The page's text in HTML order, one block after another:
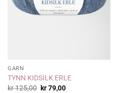
GARN
TYNN KIDSILK ERLE
kr125,00 Opprinnelig
kr79,00Nåværende